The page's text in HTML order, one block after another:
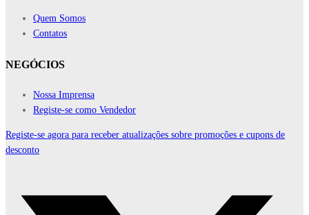
Quem Somos
Contatos
NEGÓCIOS
Nossa Imprensa
Registe-se como Vendedor
Registe-se agora para receber atualizações sobre promoções e cupons de
desconto